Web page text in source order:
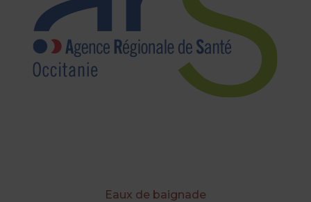
Eaux de baignade